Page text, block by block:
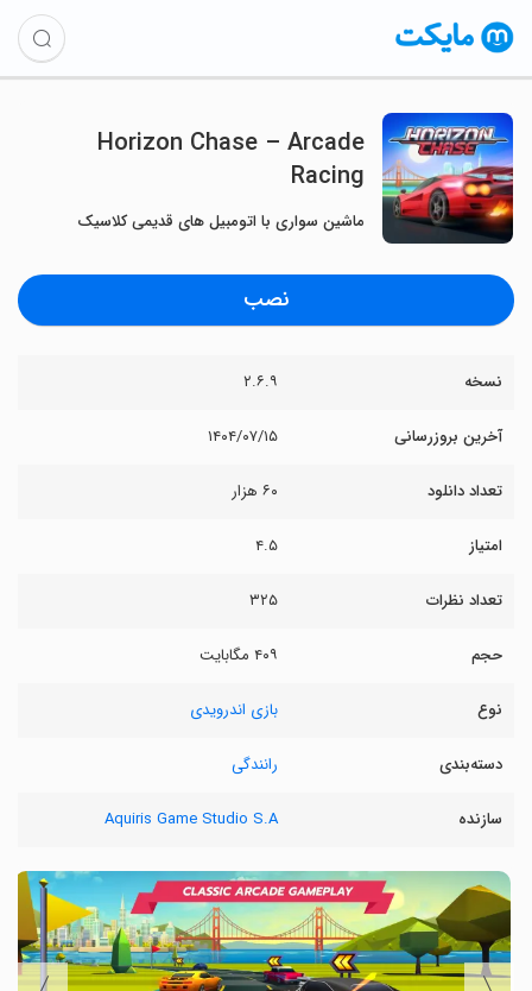
Horizon Chase – Arcade
Racing
ماشین سواری با اتومبیل های قدیمی کلاسیک
نصب
نسخه ۲.۶.۹
آخرین بروزرسانی ۱۴۰۴/۰۷/۱۵
تعداد دانلود ۶۰ هزار
امتیاز ۴.۵
تعداد نظرات ۳۲۵
حجم ۴۰۹ مگابایت
نوع بازی اندرویدی
دسته‌بندی رانندگی
سازنده Aquiris Game Studio S.A